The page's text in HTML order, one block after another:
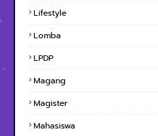
Lifestyle
Lomba
LPDP
Magang
Magister
Mahasiswa